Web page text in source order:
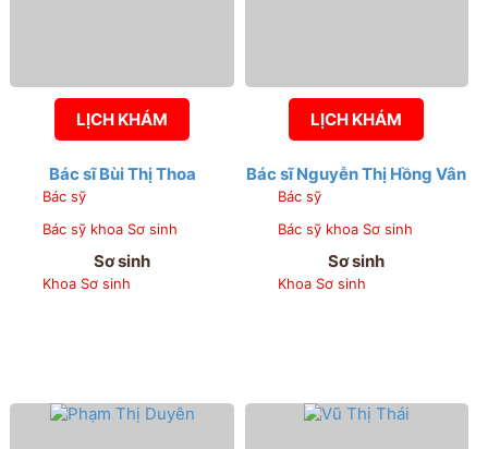
LỊCH KHÁM
Bác sĩ Bùi Thị Thoa
Bác sỹ
Bác sỹ khoa Sơ sinh
Sơ sinh
Khoa Sơ sinh
LỊCH KHÁM
Bác sĩ Nguyễn Thị Hồng Vân
Bác sỹ
Bác sỹ khoa Sơ sinh
Sơ sinh
Khoa Sơ sinh